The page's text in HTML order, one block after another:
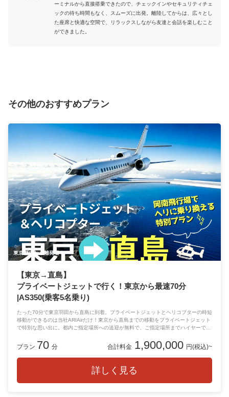
ーミナルから直接搭乗できたので、チェックインやセキュリティチェ
ックの待ち時間もなく、スムーズに出発。離陸してからは、広々とし
た座席と快適な空間で、リラックスしながら友達と会話を楽しむこと
ができました。
その他のおすすめプラン
東京都内から離発着！
【東京→直島】
プライベートジェットで行く！東京から最速70分
|AS350(乗客5名乗り)
たった70分で東京羽田から直島に到着。プライベートジェットとヘリコプターの時短
移動ができるのは当社ARIAirだけ！東京から直島までの移動をプライベートジェット
で特別な思い出に。都内ご指定場所への送迎が無料で、ご指定場所までハイヤーでお
で非日常的なフライトを是非ご体感ください。
プラン 70 分 合計料金 1,900,000 円(税込)~
詳しく見る